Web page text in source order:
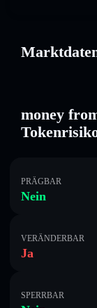
money
PRÄGBAR
Nein
VERÄNDERBAR
Ja
SPERRBAR